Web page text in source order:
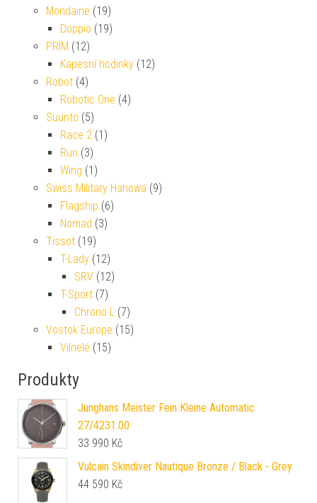
Mondaine (19)
Doppio (19)
PRIM (12)
Kapesní hodinky (12)
Robot (4)
Robotic One (4)
Suunto (5)
Race 2 (1)
Run (3)
Wing (1)
Swiss Military Hanowa (9)
Flagship (6)
Nomad (3)
Tissot (19)
T-Lady (12)
SRV (12)
T-Sport (7)
Chrono L (7)
Vostok Europe (15)
Vilnelé (15)
Produkty
Junghans Meister Fein Kleine Automatic
27/4231.00
33 990 Kč
Vulcain Skindiver Nautique Bronze / Black - Grey
44 590 Kč